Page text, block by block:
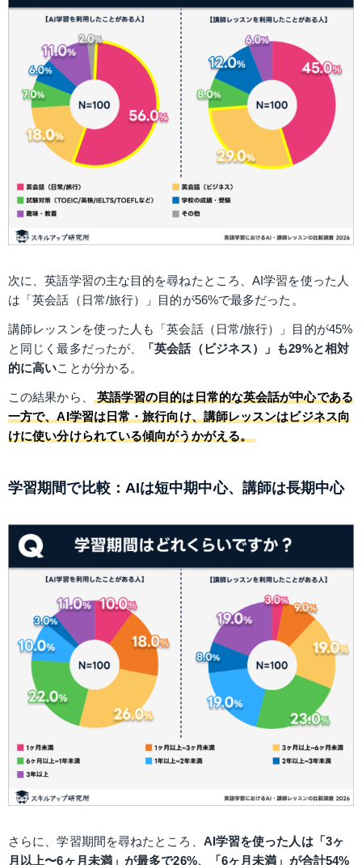
次に、英語学習の主な目的を尋ねたところ、AI学習を使った人
は「英会話（日常/旅行）」目的が56%で最多だった。
講師レッスンを使った人も「英会話（日常/旅行）」目的が45%
と同じく最多だったが、
「英会話（ビジネス）」も29%と相対
的に高いことが分かる。
この結果から、
英語学習の目的は日常的な英会話が中心である
一方で、AI学習は日常・旅行向け、講師レッスンはビジネス向
けに使い分けられている傾向がうかがえる。
学習期間で比較：AIは短中期中心、講師は長期中心
さらに、学習期間を尋ねたところ、 AI学習を使った人は「3ヶ
月以上〜6ヶ月未満」が最多で26%、「6ヶ月未満」が合計54%